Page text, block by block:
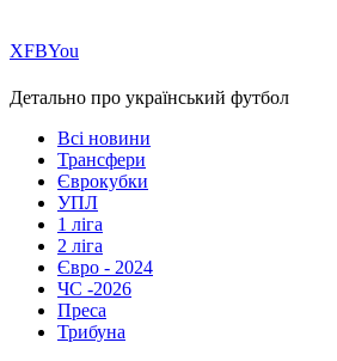
ХFBYou
Детально про український футбол
Всі новини
Трансфери
Єврокубки
УПЛ
1 ліга
2 ліга
Євро - 2024
ЧС -2026
Преса
Трибуна